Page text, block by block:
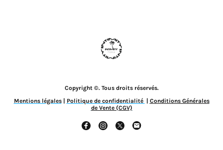
Copyright ©. Tous droits réservés.
Mentions légales| Politique de confidentialité | Conditions Générales
de Vente (CGV)